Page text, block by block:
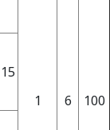
1 6 100
15